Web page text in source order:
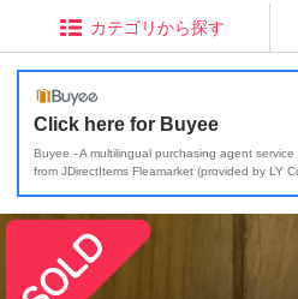
カテゴリから探す
Click here for Buyee
Buyee - A multilingual purchasing agent
from JDirectItems Fleamarket (provided by LY